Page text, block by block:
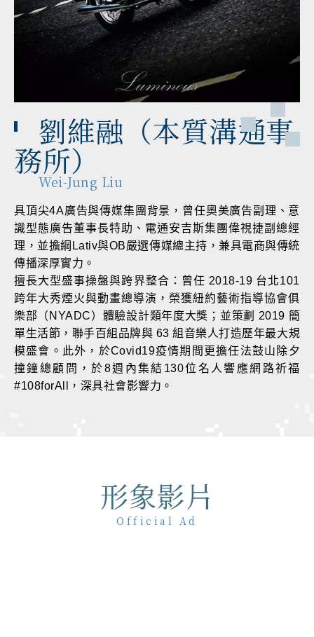
劉維融（本質溝通事
務所）
Wei-Jung Liu
具頂尖4A廣告與傳媒集團背景，曾任奧美廣告副理、意
識型態廣告董事長特助、電通安吉斯集團偉視捷副總經
理，並擔綱Lativ與OB嚴選傳媒總主持，兼具電商與傳統
傳播深厚實力。
擅長大型盛事操盤與跨界整合：曾任 2018-19 台北101
跨年大秀煙火與動畫總導演，榮獲紐約藝術指導協會俱
樂部（NYADC）體驗設計類年度大獎；並策劃 2019 簡
單生活節，聯手百組品牌與 63 組音樂人打造歷年最大規
模盛會。此外，於Covid19疫情期間更擔任法鼓山除夕
撞鐘總顧問，於8週內集結130位名人響應網路祈福
#108forAll，深具社會影響力。
形象影片
Official Ad